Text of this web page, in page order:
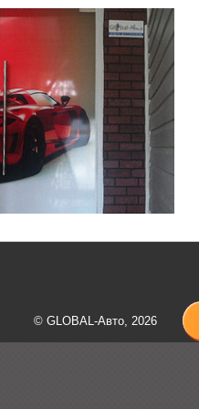
© GLOBAL-Авто, 2026